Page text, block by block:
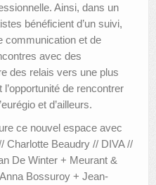
Ainsi, dans un
bénéficient d’un suivi,
communication et de
avec des
des relais vers une plus
de rencontrer
et d’ailleurs.
ce nouvel espace avec
Charlotte Beaudry // DIVA //
De Winter + Meurant &
Bossuroy + Jean-